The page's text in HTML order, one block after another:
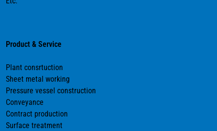
Product & Service
Plant consrtuction
Sheet metal working
Pressure vessel construction
Conveyance
Contract production
Surface treatment